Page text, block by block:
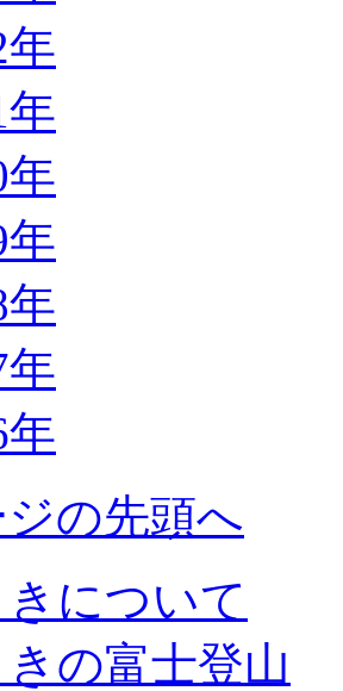
年
年
年
年
年
年
年
の先頭へ
について
の富士登山